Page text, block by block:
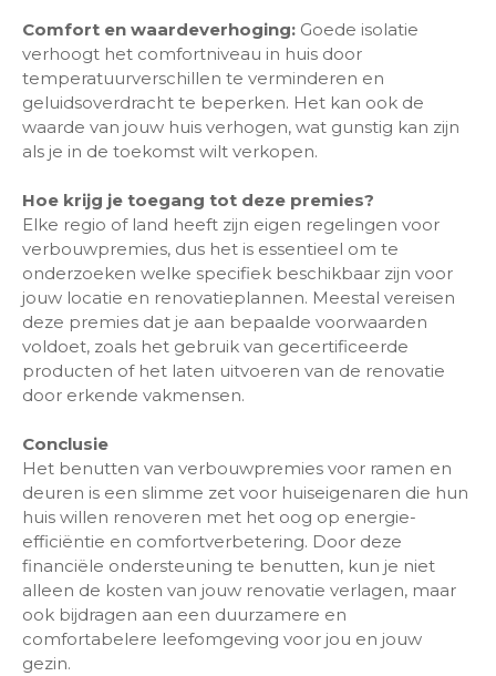
Comfort en waardeverhoging: Goede isolatie
verhoogt het comfortniveau in huis door
temperatuurverschillen te verminderen en
geluidsoverdracht te beperken. Het kan ook de
waarde van jouw huis verhogen, wat gunstig kan zijn
als je in de toekomst wilt verkopen.
Hoe krijg je toegang tot deze premies?
Elke regio of land heeft zijn eigen regelingen voor
verbouwpremies, dus het is essentieel om te
onderzoeken welke specifiek beschikbaar zijn voor
jouw locatie en renovatieplannen. Meestal vereisen
deze premies dat je aan bepaalde voorwaarden
voldoet, zoals het gebruik van gecertificeerde
producten of het laten uitvoeren van de renovatie
door erkende vakmensen.
Conclusie
Het benutten van verbouwpremies voor ramen en
deuren is een slimme zet voor huiseigenaren die hun
huis willen renoveren met het oog op energie-
efficiëntie en comfortverbetering. Door deze
financiële ondersteuning te benutten, kun je niet
alleen de kosten van jouw renovatie verlagen, maar
ook bijdragen aan een duurzamere en
comfortabelere leefomgeving voor jou en jouw
gezin.